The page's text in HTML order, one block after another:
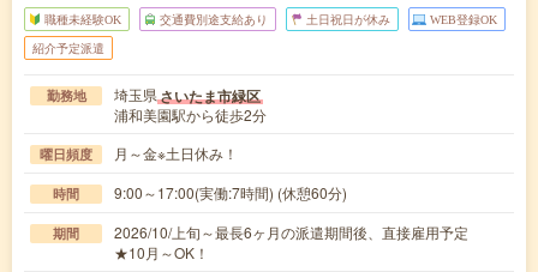
職種未経験OK 交通費別途支給あり 土日祝日が休み WEB登録OK
紹介予定派遣
勤務地 埼玉県さいたま市緑区
浦和美園駅から徒歩2分
曜日頻度 月～金※土日休み！
時間 9:00～17:00(実働:7時間) (休憩60分)
期間
2026/10/上旬～最長6ヶ月の派遣期間後、直接雇用予定
★10月～OK！